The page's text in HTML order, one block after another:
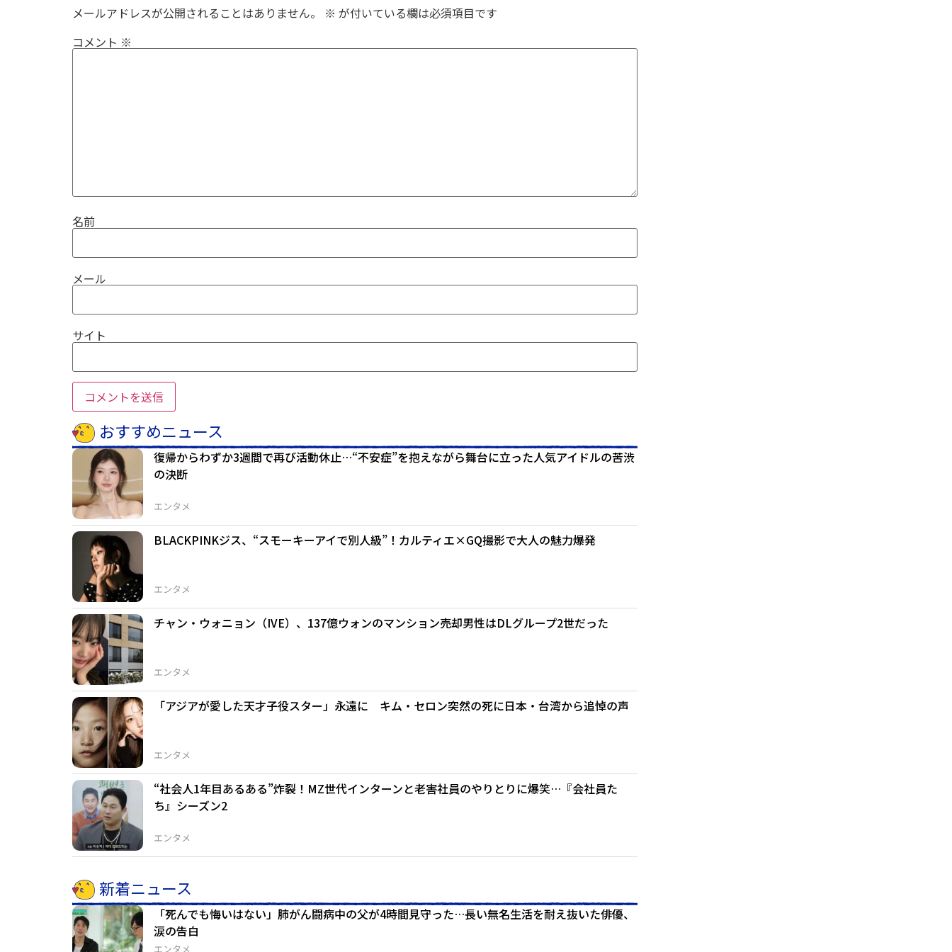
メールアドレスが公開されることはありません。 ※ が付いている欄は必須項目です
コメント ※
名前
メール
サイト
おすすめニュース
エンタメ
復帰からわずか3週間で再び活動休止…“不安症”を抱えながら舞台に立った人気アイドルの苦渋
の決断
エンタメ
BLACKPINKジス、“スモーキーアイで別人級”！カルティエ×GQ撮影で大人の魅力爆発
エンタメ
チャン・ウォニョン（IVE）、137億ウォンのマンション売却男性はDLグループ2世だった
エンタメ
「アジアが愛した天才子役スター」永遠に キム・セロン突然の死に日本・台湾から追悼の声
エンタメ
“社会人1年目あるある”炸裂！MZ世代インターンと老害社員のやりとりに爆笑…『会社員た
ち』シーズン2
新着ニュース
エンタメ
「死んでも悔いはない」肺がん闘病中の父が4時間見守った…長い無名生活を耐え抜いた俳優、
涙の告白